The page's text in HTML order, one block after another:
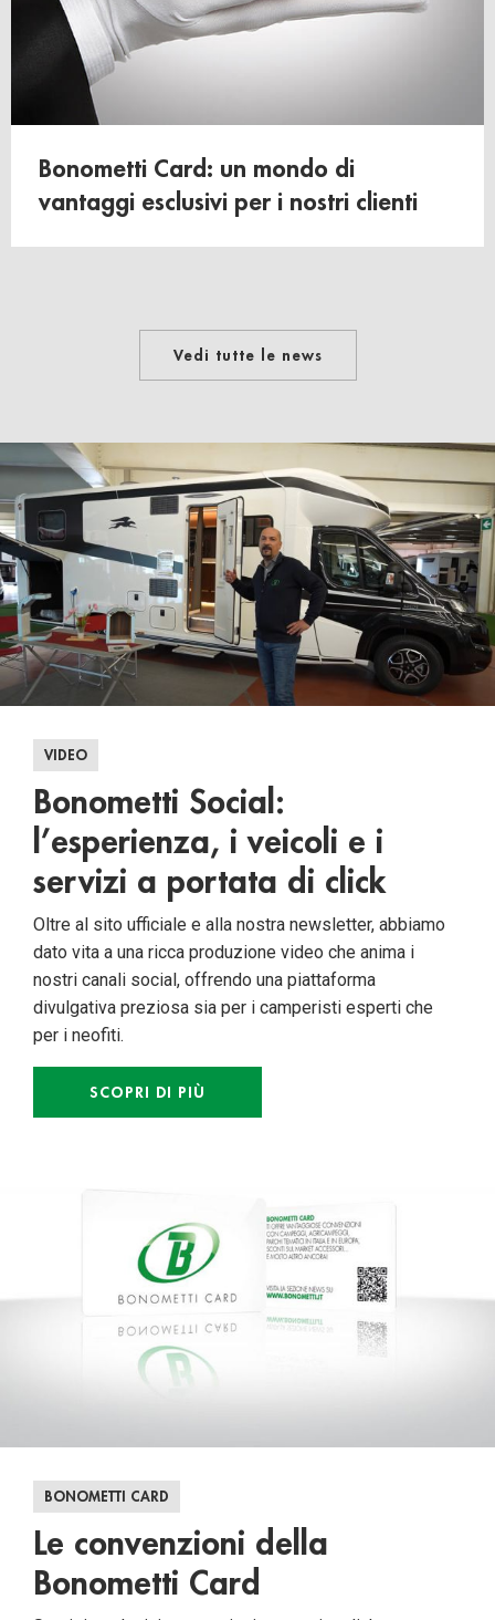
Bonometti Card: un mondo di
vantaggi esclusivi per i nostri clienti
Vedi tutte le news
VIDEO
Bonometti Social:
l’esperienza, i veicoli e i
servizi a portata di click
Oltre al sito ufficiale e alla nostra newsletter, abbiamo
dato vita a una ricca produzione video che anima i
nostri canali social, offrendo una piattaforma
divulgativa preziosa sia per i camperisti esperti che
per i neofiti.
SCOPRI DI PIÙ
BONOMETTI CARD
Le convenzioni della
Bonometti Card